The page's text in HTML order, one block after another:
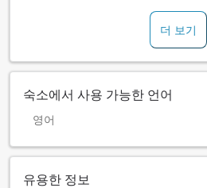
더 보기
숙소에서 사용 가능한 언어
영어
유용한 정보